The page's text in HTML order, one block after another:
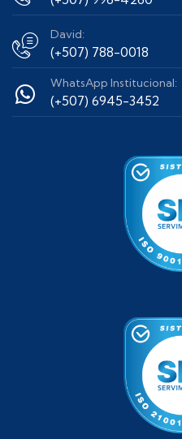
David:
(+507) 788-0018
WhatsApp Institucional:
(+507) 6945-3452